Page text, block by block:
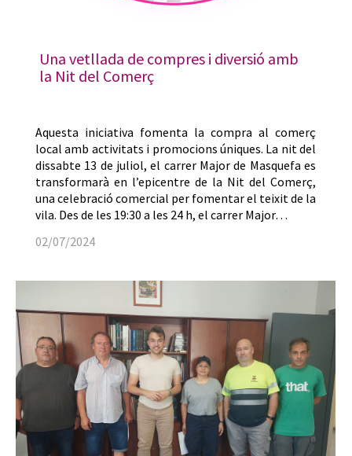
Una vetllada de compres i diversió amb
la Nit del Comerç
Aquesta iniciativa fomenta la compra al comerç
local amb activitats i promocions úniques. La nit del
dissabte 13 de juliol, el carrer Major de Masquefa es
transformarà en l’epicentre de la Nit del Comerç,
una celebració comercial per fomentar el teixit de la
vila. Des de les 19:30 a les 24 h, el carrer Major…
02/07/2024